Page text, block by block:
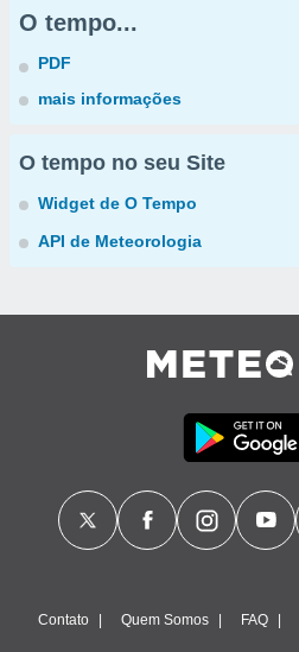
O tempo...
PDF
mais informações
O tempo no seu Site
Widget de O Tempo
API de Meteorologia
Contato Quem Somos FAQ